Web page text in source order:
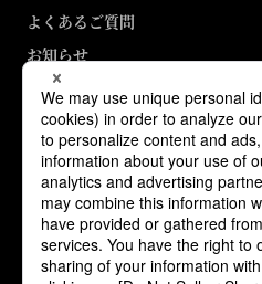
よくあるご質問
お知らせ